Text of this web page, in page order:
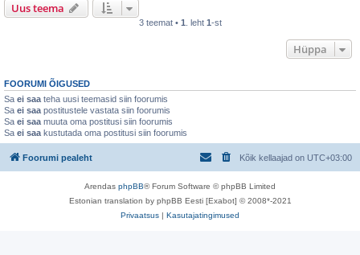
Uus teema
3 teemat • 1 . leht 1-st
Hüppa
FOORUMI ÕIGUSED
Sa ei saa teha uusi teemasid siin foorumis
Sa ei saa postitustele vastata siin foorumis
Sa ei saa muuta oma postitusi siin foorumis
Sa ei saa kustutada oma postitusi siin foorumis
Foorumi pealeht Kõik kellaajad on UTC+03:00
Arendas phpBB® Forum Software © phpBB Limited
Estonian translation by phpBB Eesti [Exabot] © 2008*-2021
Privaatsus | Kasutajatingimused